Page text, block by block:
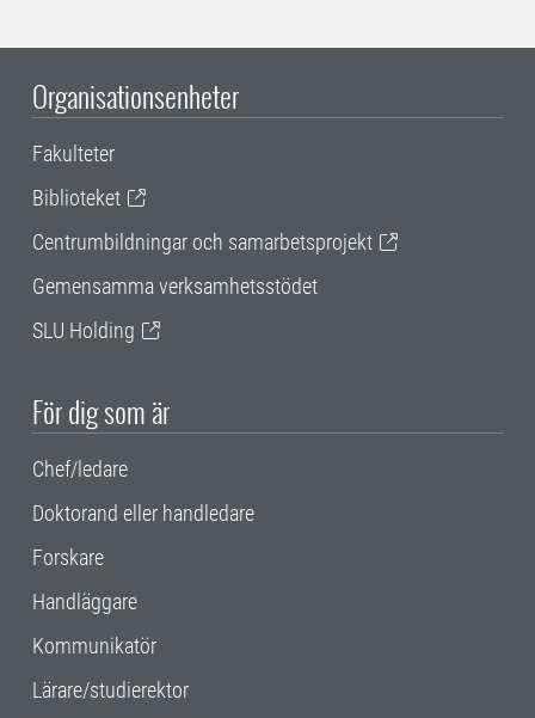
Organisationsenheter
Fakulteter
Biblioteket
Centrumbildningar och samarbetsprojekt
Gemensamma verksamhetsstödet
SLU Holding
För dig som är
Chef/ledare
Doktorand eller handledare
Forskare
Handläggare
Kommunikatör
Lärare/studierektor